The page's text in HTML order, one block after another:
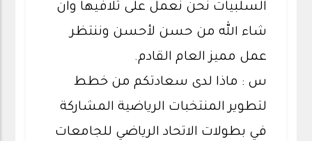
السلبيات نحن نعمل على تلافيها وان
شاء الله من حسن لأحسن وننتظر
عمل مميز العام القادم.
س : ماذا لدى سعادتكم من خطط
لتطوير المنتخبات الرياضية المشاركة
في بطولات الاتحاد الرياضي للجامعات